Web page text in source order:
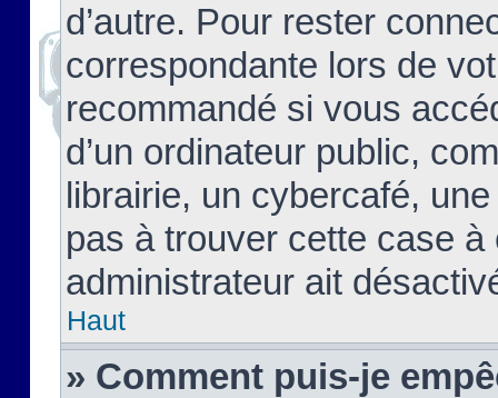
d’autre. Pour rester
correspondante lors de
recommandé si vous
d’un ordinateur public,
librairie, un cybercafé,
pas à trouver cette case à
administrateur ait
Haut
» Comment puis-je